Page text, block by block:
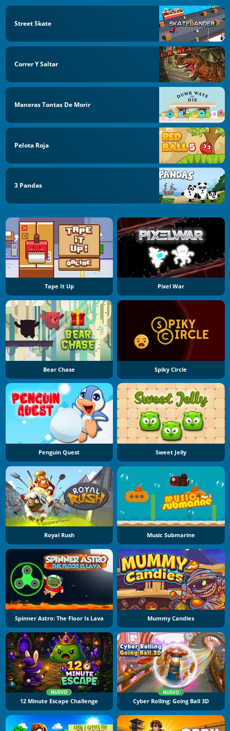
Street Skate
Correr Y Saltar
Maneras Tontas De Morir
Pelota Roja
3 Pandas
Tape It Up Pixel War
Bear Chase Spiky Circle
Penguin Quest Sweet Jelly
Royal Rush Music Submarine
Spinner Astro: The Floor Is Lava Mummy Candies
NUEVO
12 Minute Escape Challenge
NUEVO
Cyber Rolling: Going Ball 3D